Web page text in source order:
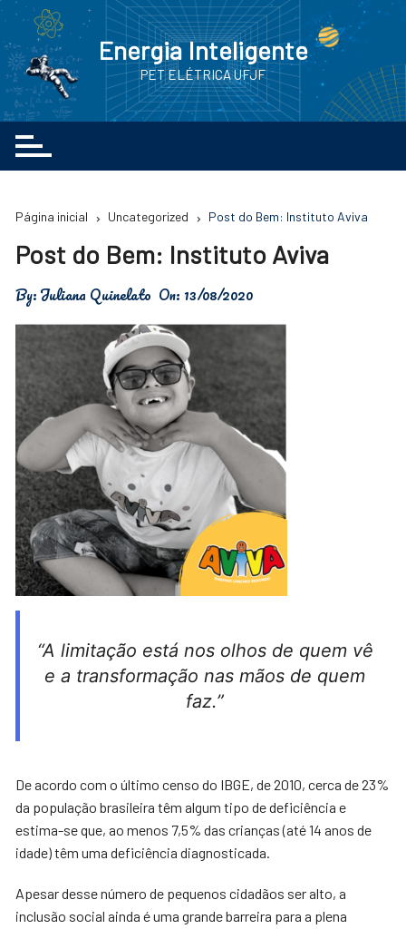
Energia Inteligente
PET ELÉTRICA UFJF
Página inicial Uncategorized Post do Bem: Instituto Aviva
Post do Bem: Instituto Aviva
By:Juliana Quinelato On: 13/08/2020
“A limitação está nos olhos de quem vê
e a transformação nas mãos de quem
faz.”
De acordo com o último censo do IBGE, de 2010, cerca de 23%
da população brasileira têm algum tipo de deficiência e
estima-se que, ao menos 7,5% das crianças (até 14 anos de
idade) têm uma deficiência diagnosticada.
Apesar desse número de pequenos cidadãos ser alto, a
inclusão social ainda é uma grande barreira para a plena